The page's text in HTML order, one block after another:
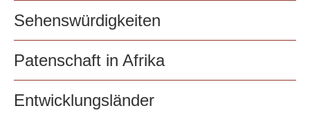
Sehenswürdigkeiten
Patenschaft in Afrika
Entwicklungsländer